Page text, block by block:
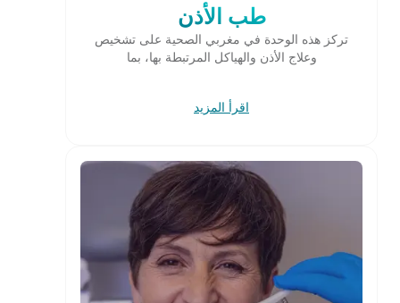
طب الأذن
تركز هذه الوحدة في مغربي الصحية على تشخيص
وعلاج الأذن والهياكل المرتبطة بها، بما
اقرأ المزيد